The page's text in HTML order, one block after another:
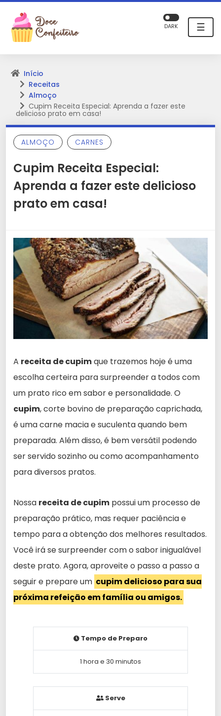
☰
DARK
Início
Receitas
Almoço
Cupim Receita Especial: Aprenda a fazer este
delicioso prato em casa!
ALMOÇO CARNES
Cupim Receita Especial:
Aprenda a fazer este delicioso
prato em casa!
A receita de cupimque trazemos hoje é uma
escolha certeira para surpreender a todos com
um prato rico em sabor e personalidade. O
cupim, corte bovino de preparação caprichada,
é uma carne macia e suculenta quando bem
preparada. Além disso, é bem versátil podendo
ser servido sozinho ou como acompanhamento
para diversos pratos.
Nossa receita de cupim possui um processo de
preparação prático, mas requer paciência e
tempo para a obtenção dos melhores resultados.
Você irá se surpreender com o sabor inigualável
deste prato. Agora, aproveite o passo a passo a
seguir e prepare um cupim delicioso para sua
próxima refeição em família ou amigos.
Tempo de Preparo
1 hora e 30 minutos
Serve